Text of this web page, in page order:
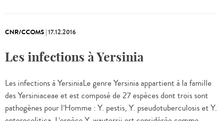
CNR/CCOMS|17.12.2016
Les infections à Yersinia
Les infections à YersiniaLe genre Yersinia appartient à la famille
des Yersiniaceae et est composé de 27 espèces dont trois sont
pathogènes pour l’Homme : Y. pestis, Y. pseudotuberculosis et Y.